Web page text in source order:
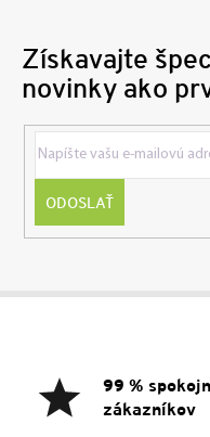
Získavajte
novinky ako
ODOSLAŤ
99 %
zákazníkov